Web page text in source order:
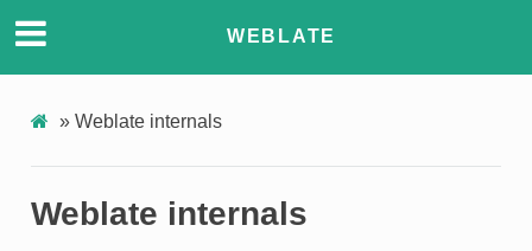
WEBLATE
» Weblate internals
Weblate internals